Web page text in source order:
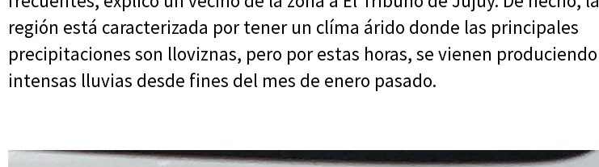
región está caracterizada por tener un clíma árido donde las principales
precipitaciones son lloviznas, pero por estas horas, se vienen produciendo
intensas lluvias desde fines del mes de enero pasado.